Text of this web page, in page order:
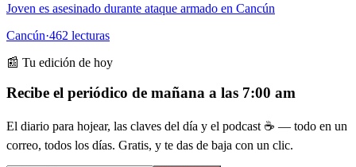
Joven es asesinado durante ataque armado en Cancún
Cancún·462 lecturas
📰 Tu edición de hoy
Recibe el periódico de mañana a las 7:00 am
El diario para hojear, las claves del día y el podcast ☕ — todo en un
correo, todos los días. Gratis, y te das de baja con un clic.